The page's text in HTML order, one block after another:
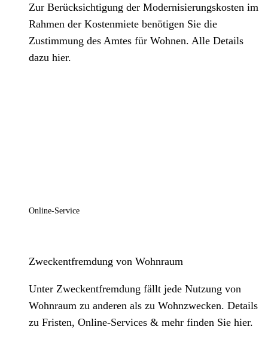
Zur Berücksichtigung der Modernisierungskosten im
Rahmen der Kostenmiete benötigen Sie die
Zustimmung des Amtes für Wohnen. Alle Details
dazu hier.
Online-Service
Zweckentfremdung von Wohnraum
Unter Zweckentfremdung fällt jede Nutzung von
Wohnraum zu anderen als zu Wohnzwecken. Details
zu Fristen, Online-Services & mehr finden Sie hier.